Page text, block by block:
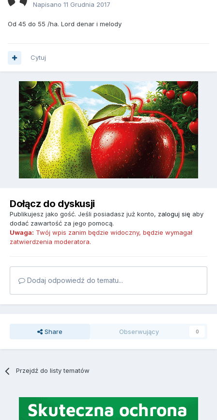
Napisano 11 Grudnia 2017
Od 45 do 55 /ha. Lord denar i melody
Cytuj
Dołącz do dyskusji
Publikujesz jako gość. Jeśli posiadasz już konto, zaloguj się aby
dodać zawartość za jego pomocą.
Uwaga: Twój wpis zanim będzie widoczny, będzie wymagał
zatwierdzenia moderatora.
Dodaj odpowiedź do tematu...
Share Obserwujący 0
Przejdź do listy tematów